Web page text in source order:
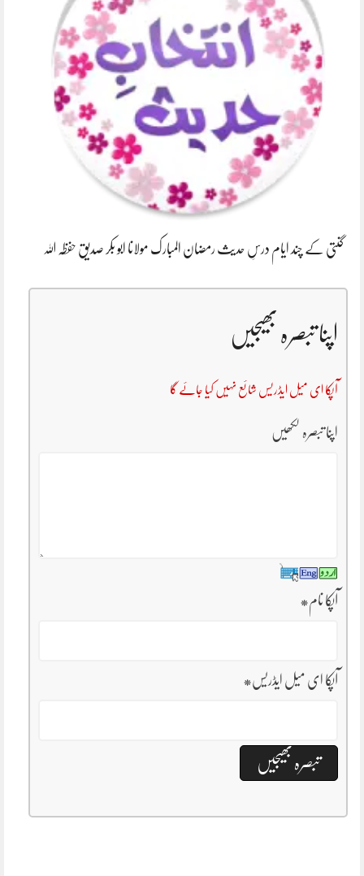
گنتی کے چند ایام درسِ حدیث رمضان المبارک مولانا ابو بکر صدیق حفظہ اللہ
اپنا تبصرہ بھیجیں
آپکا ای میل ایڈریس شائع نہیں کیا جائے گا
اپنا تبصرہ لکھیں
آپکا نام*
آپکا ای میل ایڈریس*